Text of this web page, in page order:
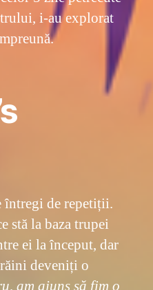
i-au explorat
întregi de repetiții.
stă la baza trupei
ei la început, dar
deveniți o